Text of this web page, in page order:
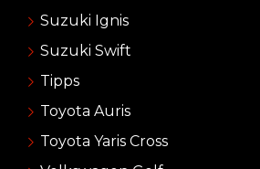
Suzuki Ignis
Suzuki Swift
Tipps
Toyota Auris
Toyota Yaris Cross